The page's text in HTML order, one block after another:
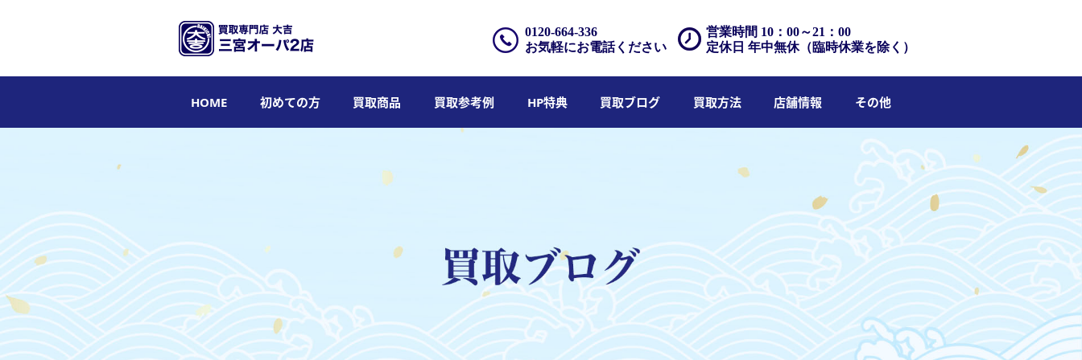
営業時間 10：00～21：00
定休日 年中無休（臨時休業を除く）
0120-664-336
お気軽にお電話ください
HOME 初めての方 買取商品 買取参考例 HP特典 買取ブログ 買取方法 店舗情報 その他